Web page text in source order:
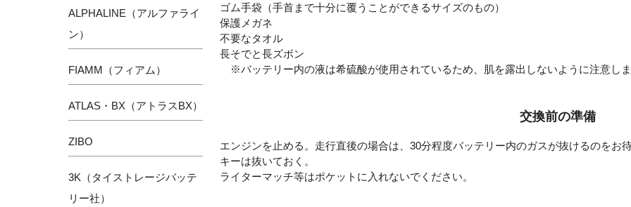
ゴム手袋（手首まで十分に覆うことができるサイズのもの）
保護メガネ
不要なタオル
長そでと長ズボン
※バッテリー内の液は希硫酸が使用されているため、肌を露出しないように注意しま
交換前の準備
エンジンを止める。走行直後の場合は、30分程度バッテリー内のガスが抜けるのをお
キーは抜いておく。
ライターマッチ等はポケットに入れないでください。
ALPHALINE（アルファライ
ン）
FIAMM（フィアム）
ATLAS・BX（アトラスBX）
ZIBO
3K（タイストレージバッテ
リー社）